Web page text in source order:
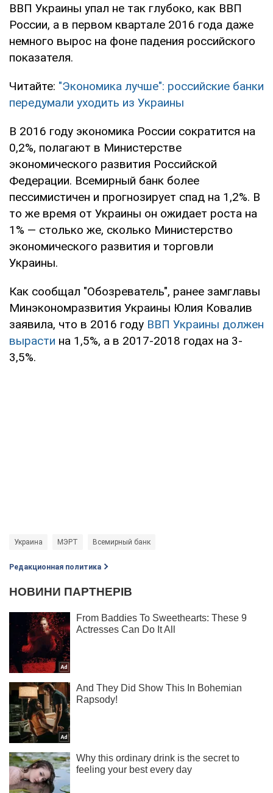
ВВП Украины упал не так глубоко, как ВВП
России, а в первом квартале 2016 года даже
немного вырос на фоне падения российского
показателя.
Читайте: "Экономика лучше": российские банки
передумали уходить из Украины
В 2016 году экономика России сократится на
0,2%, полагают в Министерстве
экономического развития Российской
Федерации. Всемирный банк более
пессимистичен и прогнозирует спад на 1,2%. В
то же время от Украины он ожидает роста на
1% — столько же, сколько Министерство
экономического развития и торговли
Украины.
Как сообщал "Обозреватель", ранее замглавы
Минэкономразвития Украины Юлия Ковалив
заявила, что в 2016 году ВВП Украины должен
вырасти на 1,5%, а в 2017-2018 годах на 3-
3,5%.
Украина МЭРТ Всемирный банк
Редакционная политика